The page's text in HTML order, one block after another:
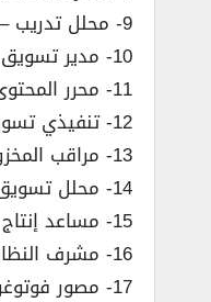
9- محلل تدريب – ثنائي اللغة (العربية والإنجليزية) – KPO / BPO
10- مدير تسويق – رياضة
11- محرر المحتوى (مواطن إماراتي)
12- تنفيذي تسويق (مواطن إماراتي)
13- مراقب المخزون | رياضات
14- محلل تسويق العلامة التجارية (مواطن إماراتي)
15- مساعد إنتاج – وحدة تصنيع اللحوم l مزرعة طازجة
16- مشرف النظافة
17- مصور فوتوغرافي